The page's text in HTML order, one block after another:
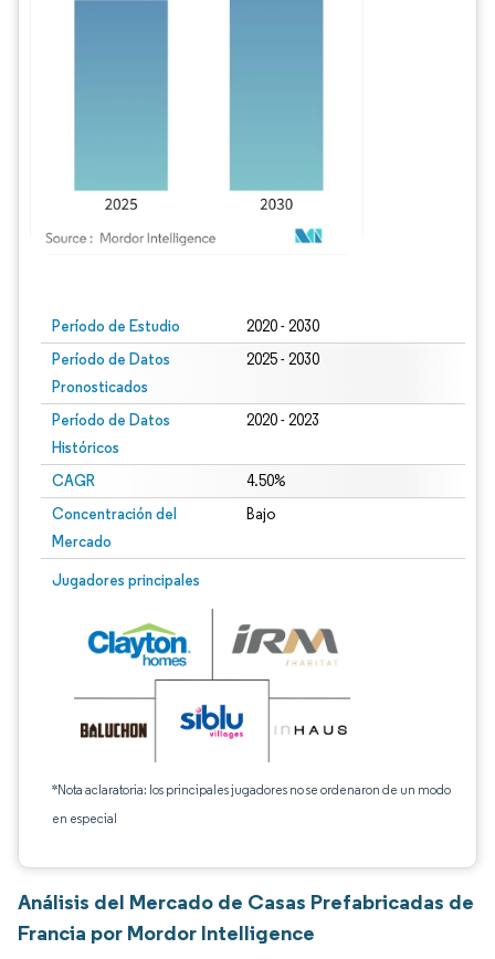
Período de Estudio 2020 - 2030
Período de Datos
Pronosticados
2025 - 2030
Período de Datos
Históricos
2020 - 2023
CAGR 4.50%
Concentración del
Mercado
Bajo
Jugadores principales
*Nota aclaratoria: los principales jugadores no se ordenaron de un modo
en especial
Análisis del Mercado de Casas Prefabricadas de
Francia por Mordor Intelligence